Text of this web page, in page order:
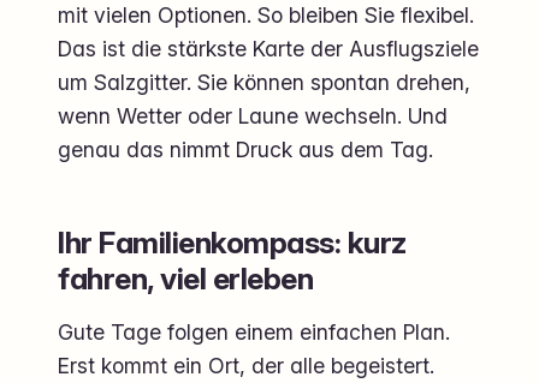
mit vielen Optionen. So bleiben Sie flexibel.
Das ist die stärkste Karte der Ausflugsziele
um Salzgitter. Sie können spontan drehen,
wenn Wetter oder Laune wechseln. Und
genau das nimmt Druck aus dem Tag.
Ihr Familienkompass: kurz
fahren, viel erleben
Gute Tage folgen einem einfachen Plan.
Erst kommt ein Ort, der alle begeistert.